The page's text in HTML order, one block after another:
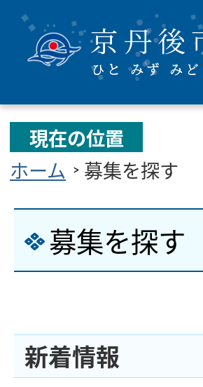
現在の位置
ホーム
募集を探す
募集を探す
新着情報